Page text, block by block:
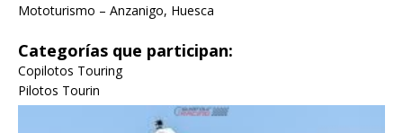
Mototurismo – Anzanigo, Huesca
Categorías que participan:
Copilotos Touring
Pilotos Tourin